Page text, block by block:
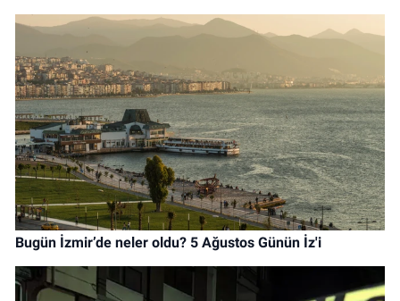
Bugün İzmir’de neler oldu? 5 Ağustos Günün İz'i